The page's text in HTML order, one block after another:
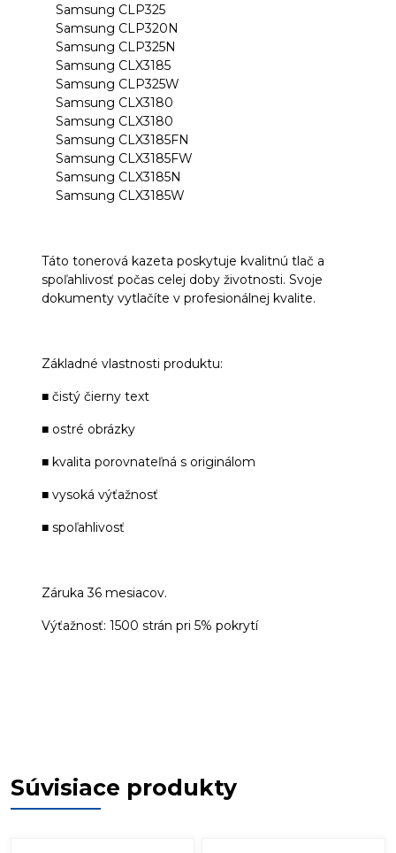
Samsung CLP325
Samsung CLP320N
Samsung CLP325N
Samsung CLX3185
Samsung CLP325W
Samsung CLX3180
Samsung CLX3180
Samsung CLX3185FN
Samsung CLX3185FW
Samsung CLX3185N
Samsung CLX3185W
Táto tonerová kazeta poskytuje kvalitnú tlač a
spoľahlivosť počas celej doby životnosti. Svoje
dokumenty vytlačíte v profesionálnej kvalite.
Základné vlastnosti produktu:
■ čistý čierny text
■ ostré obrázky
■ kvalita porovnateľná s originálom
■ vysoká výťažnosť
■ spoľahlivosť
Záruka 36 mesiacov.
Výťažnosť: 1500 strán pri 5% pokrytí
Súvisiace produkty